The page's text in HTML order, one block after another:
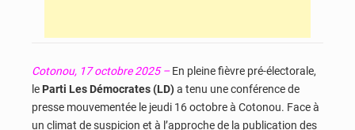
Cotonou, 17 octobre 2025 –En pleine fièvre pré-électorale,
le Parti Les Démocrates (LD)a tenu une conférence de
presse mouvementée le jeudi 16 octobre à Cotonou. Face à
un climat de suspicion et à l’approche de la publication des